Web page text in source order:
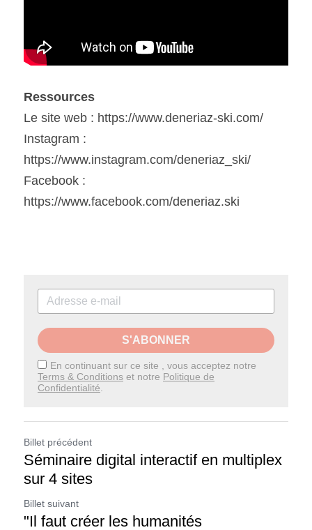
Ressources
Le site web : https://www.deneriaz-ski.com/
Instagram :
https://www.instagram.com/deneriaz_ski/
Facebook :
https://www.facebook.com/deneriaz.ski
S'ABONNER
En continuant sur ce site , vous acceptez notre
Terms & Conditions et notre Politique de
Confidentialité
Billet précédent
Séminaire digital interactif en multiplex
sur 4 sites
Billet suivant
"Il faut créer les humanités